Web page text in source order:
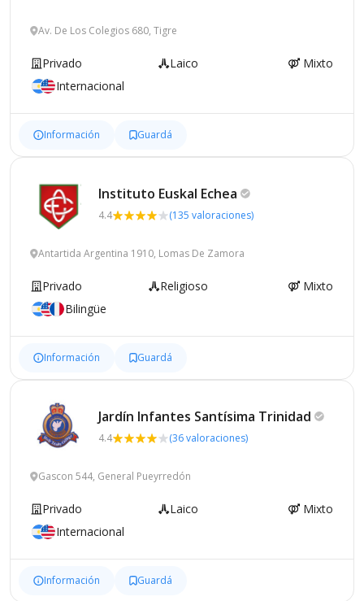
Av. De Los Colegios 680, Tigre
Privado Laico
Mixto
Internacional
Información Guardá
Instituto Euskal Echea
4.4 (135 valoraciones)
Antartida Argentina 1910, Lomas De Zamora
Privado Religioso
Mixto
Bilingüe
Información Guardá
Jardín Infantes Santísima Trinidad
4.4 (36 valoraciones)
Gascon 544, General Pueyrredón
Privado Laico
Mixto
Internacional
Información Guardá